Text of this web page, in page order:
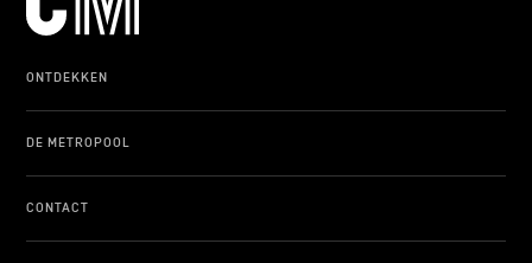
ONTDEKKEN
DE METROPOOL
CONTACT